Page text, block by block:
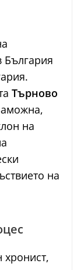
България
Търново
на
на